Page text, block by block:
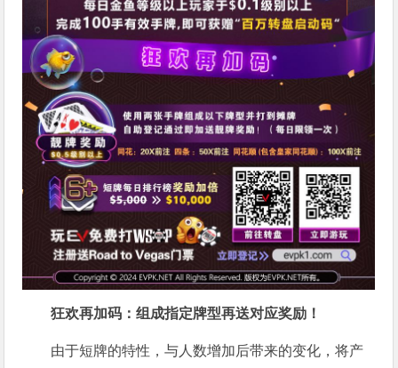
狂欢再加码：组成指定牌型再送对应奖励！
由于短牌的特性，与人数增加后带来的变化，将产